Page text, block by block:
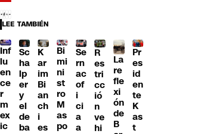
LEE TAMBIÉN
Inf
lu
en
ce
r
m
ex
ic
Sc
ha
lp
er
y
el
de
ba
K
ar
im
Bi
an
ch
i
es
Bi
mi
ni
st
ro
M
as
po
Se
rn
ac
of
i
ci
a
a
R
es
tri
cc
ió
n
ve
hi
La
re
fle
xi
ón
de
B
Pr
es
id
en
te
K
as
t